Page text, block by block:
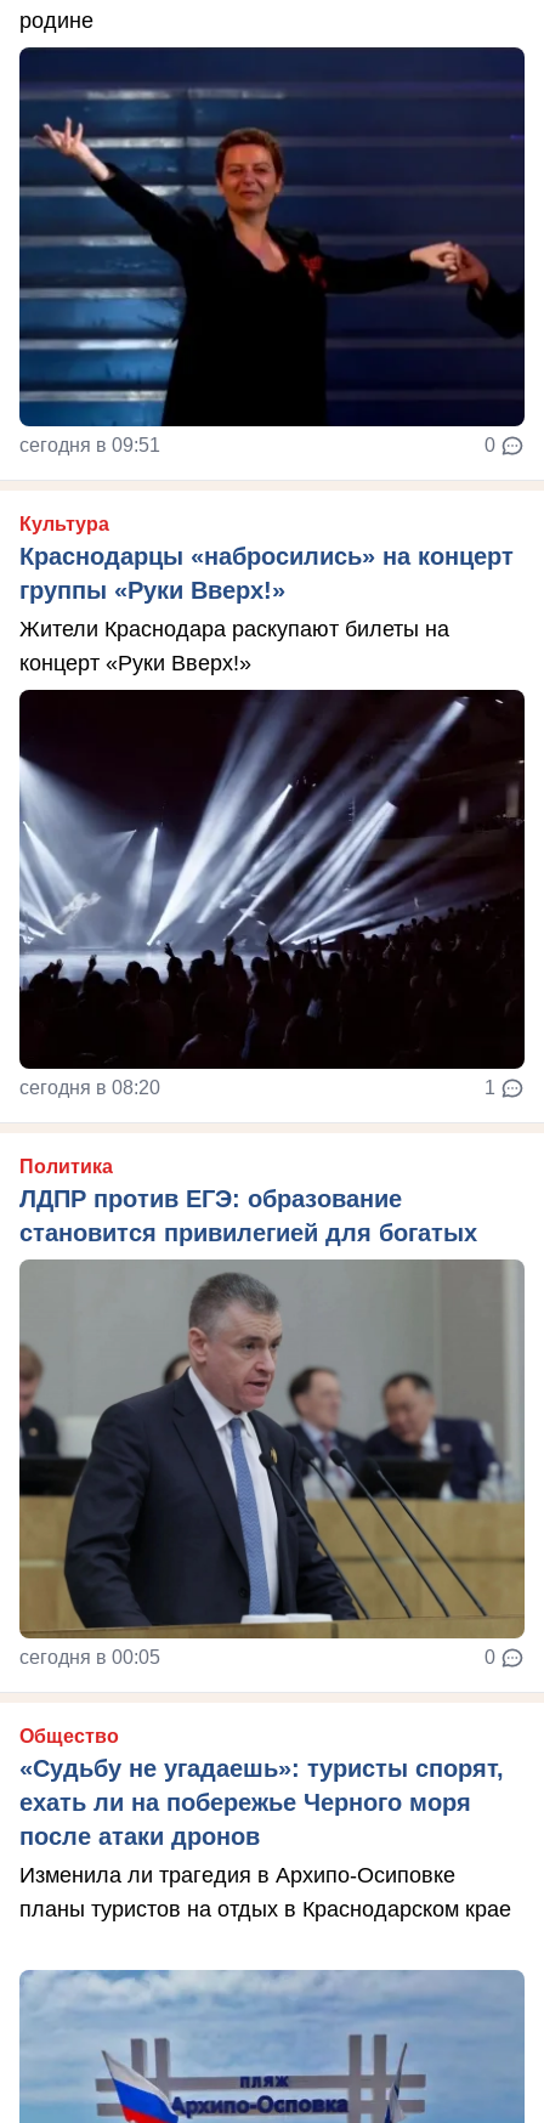
родине
сегодня в 09:51 0
Культура
Краснодарцы «набросились» на концерт
группы «Руки Вверх!»
Жители Краснодара раскупают билеты на
концерт «Руки Вверх!»
сегодня в 08:20 1
Политика
ЛДПР против ЕГЭ: образование
становится привилегией для богатых
сегодня в 00:05 0
Общество
«Судьбу не угадаешь»: туристы спорят,
ехать ли на побережье Черного моря
после атаки дронов
Изменила ли трагедия в Архипо-Осиповке
планы туристов на отдых в Краснодарском крае